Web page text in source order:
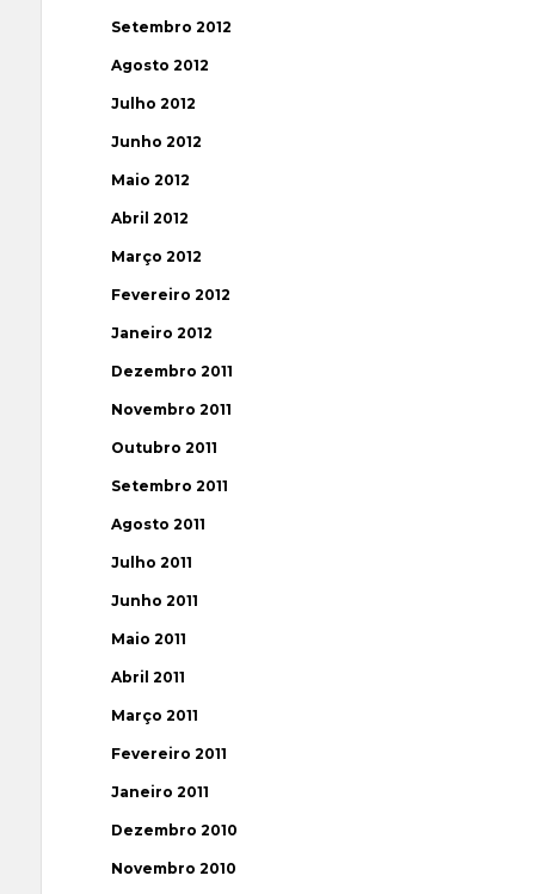
Setembro 2012
Agosto 2012
Julho 2012
Junho 2012
Maio 2012
Abril 2012
Março 2012
Fevereiro 2012
Janeiro 2012
Dezembro 2011
Novembro 2011
Outubro 2011
Setembro 2011
Agosto 2011
Julho 2011
Junho 2011
Maio 2011
Abril 2011
Março 2011
Fevereiro 2011
Janeiro 2011
Dezembro 2010
Novembro 2010